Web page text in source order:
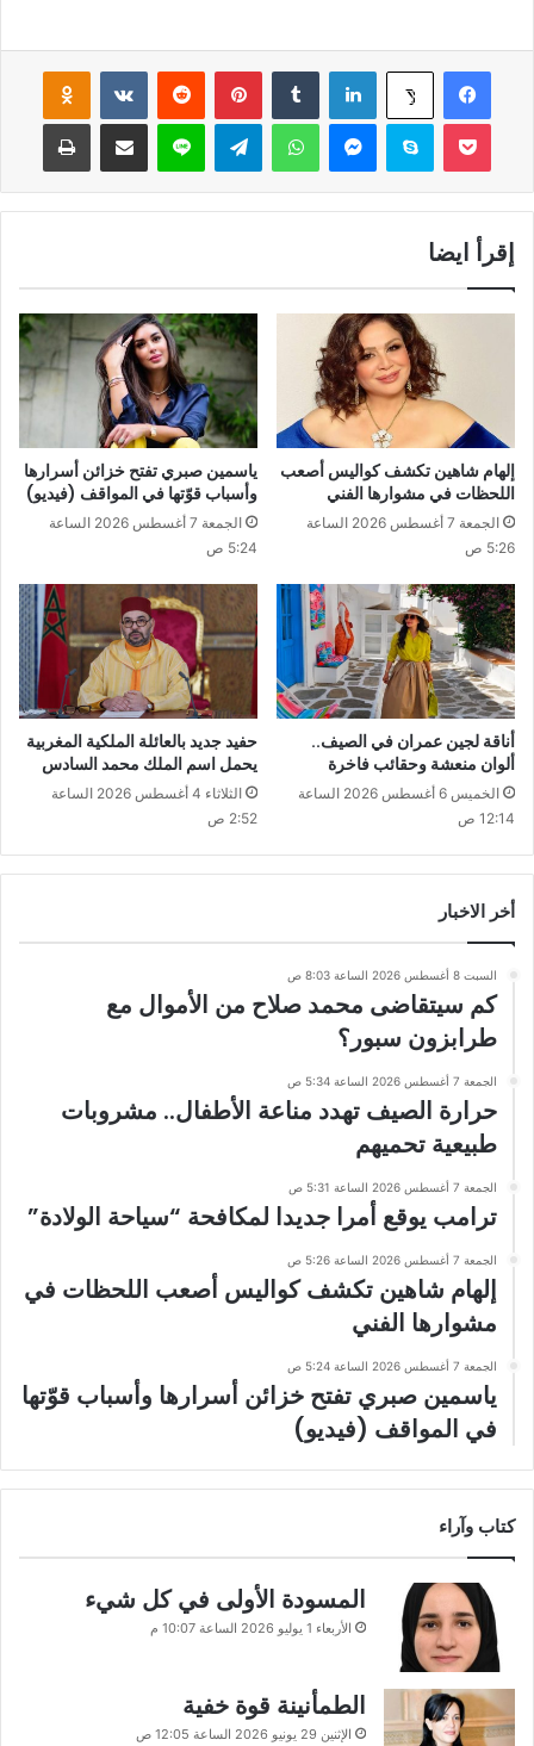
فيسبوك ‫X لينكدإن بينتيريست
سكايب واتساب لاين
إقرأ ايضا
إلهام شاهين تكشف كواليس أصعب
اللحظات في مشوارها الفني
الجمعة 7 أغسطس 2026 الساعة
5:26 ص
ياسمين صبري تفتح خزائن أسرارها
وأسباب قوّتها في المواقف (فيديو)
الجمعة 7 أغسطس 2026 الساعة
5:24 ص
أناقة لجين عمران في الصيف..
ألوان منعشة وحقائب فاخرة
الخميس 6 أغسطس 2026 الساعة
12:14 ص
حفيد جديد بالعائلة الملكية المغربية
يحمل اسم الملك محمد السادس
الثلاثاء 4 أغسطس 2026 الساعة
2:52 ص
أخر الاخبار
السبت 8 أغسطس 2026 الساعة 8:03 ص
كم سيتقاضى محمد صلاح من الأموال مع
طرابزون سبور؟
الجمعة 7 أغسطس 2026 الساعة 5:34 ص
حرارة الصيف تهدد مناعة الأطفال.. مشروبات
طبيعية تحميهم
الجمعة 7 أغسطس 2026 الساعة 5:31 ص
ترامب يوقع أمرا جديدا لمكافحة “سياحة الولادة”
الجمعة 7 أغسطس 2026 الساعة 5:26 ص
إلهام شاهين تكشف كواليس أصعب اللحظات في
مشوارها الفني
الجمعة 7 أغسطس 2026 الساعة 5:24 ص
ياسمين صبري تفتح خزائن أسرارها وأسباب قوّتها
في المواقف (فيديو)
كتاب وآراء
المسودة الأولى في كل شيء
الأربعاء 1 يوليو 2026 الساعة 10:07 م
الطمأنينة قوة خفية
الإثنين 29 يونيو 2026 الساعة 12:05 ص